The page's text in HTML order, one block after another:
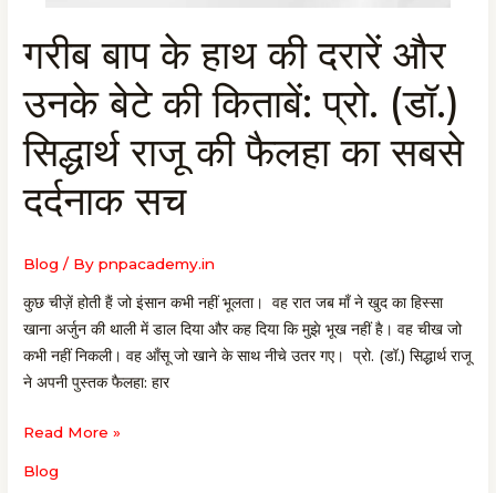
गरीब बाप के हाथ की दरारें और
उनके बेटे की किताबें: प्रो. (डॉ.)
सिद्धार्थ राजू की फैलहा का सबसे
दर्दनाक सच
Blog / Bypnpacademy.in
कुछ चीज़ें होती हैं जो इंसान कभी नहीं भूलता। वह रात जब माँ ने खुद का हिस्सा
खाना अर्जुन की थाली में डाल दिया और कह दिया कि मुझे भूख नहीं है। वह चीख जो
कभी नहीं निकली। वह आँसू जो खाने के साथ नीचे उतर गए। प्रो. (डॉ.) सिद्धार्थ राजू
ने अपनी पुस्तक फैलहा: हार
गरीब
बाप
के
हाथ
की
और
बेटे
किताबें:
प्रो.
(डॉ.)
सिद्धार्थ
की फैलहा का
सबसे
Read More »
Blog